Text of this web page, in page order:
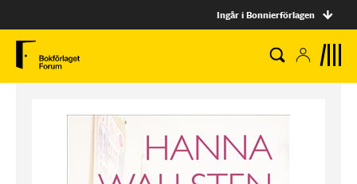
Ingår i Bonnierförlagen